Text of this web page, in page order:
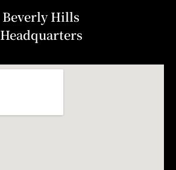
Beverly Hills
Headquarters